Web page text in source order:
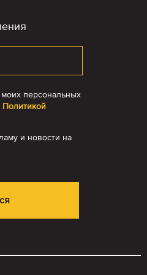
моих персональных
Политикой
и новости на